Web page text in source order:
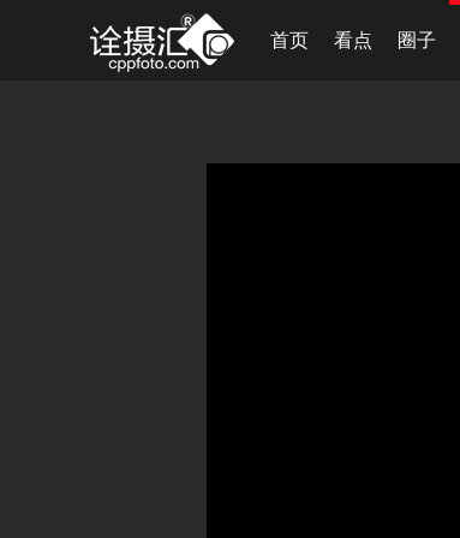
首页 看点 圈子